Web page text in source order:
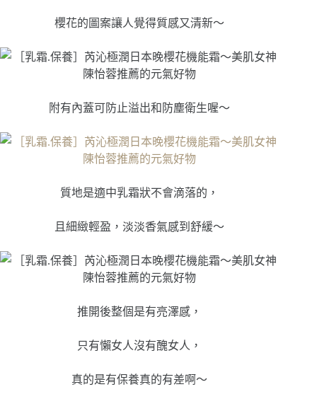
櫻花的圖案讓人覺得質感又清新～
附有內蓋可防止溢出和防塵衛生喔～
質地是適中乳霜狀不會滴落的，
且細緻輕盈，淡淡香氣感到舒緩～
推開後整個是有亮澤感，
只有懶女人沒有醜女人，
真的是有保養真的有差啊～